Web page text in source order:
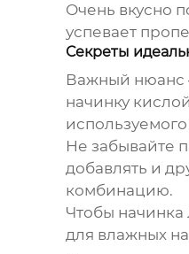
Очень вкусно
успевает
Секреты
Важный нюанс
начинку
Не забывайте
добавлять и
комбинацию.
Чтобы начинка
для влажных